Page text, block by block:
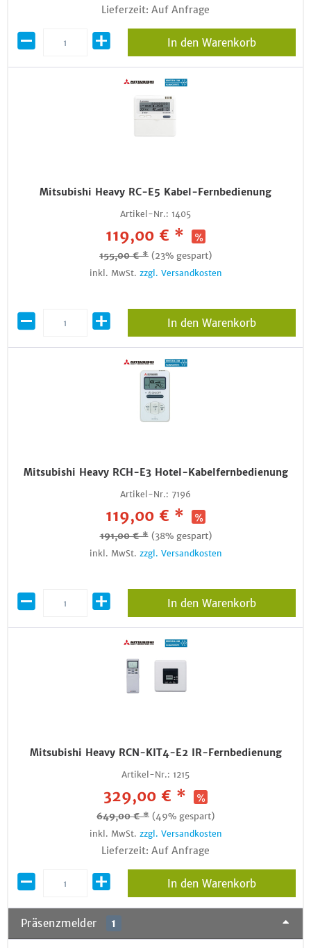
Lieferzeit: Auf Anfrage
In den Warenkorb
Mitsubishi Heavy RC-E5 Kabel-Fernbedienung
Artikel-Nr.: 1405
119,00 € *
155,00 € * (23% gespart)
inkl. MwSt. zzgl. Versandkosten
In den Warenkorb
Mitsubishi Heavy RCH-E3 Hotel-Kabelfernbedienung
Artikel-Nr.: 7196
119,00 € *
191,00 € * (38% gespart)
inkl. MwSt. zzgl. Versandkosten
In den Warenkorb
Mitsubishi Heavy RCN-KIT4-E2 IR-Fernbedienung
Artikel-Nr.: 1215
329,00 € *
649,00 € * (49% gespart)
inkl. MwSt. zzgl. Versandkosten
Lieferzeit: Auf Anfrage
In den Warenkorb
Präsenzmelder 1